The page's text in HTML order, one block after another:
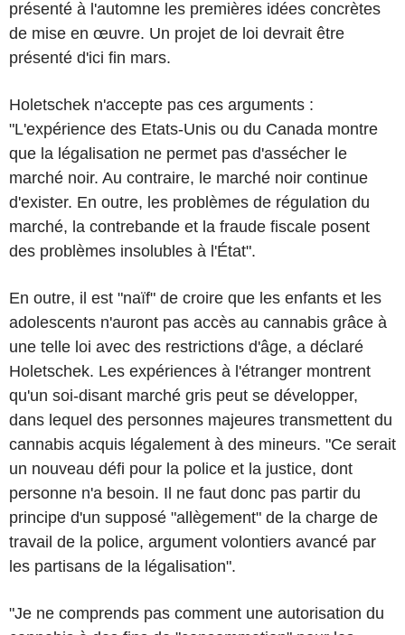
présenté à l'automne les premières idées concrètes
de mise en œuvre. Un projet de loi devrait être
présenté d'ici fin mars.
Holetschek n'accepte pas ces arguments :
"L'expérience des Etats-Unis ou du Canada montre
que la légalisation ne permet pas d'assécher le
marché noir. Au contraire, le marché noir continue
d'exister. En outre, les problèmes de régulation du
marché, la contrebande et la fraude fiscale posent
des problèmes insolubles à l'État".
En outre, il est "naïf" de croire que les enfants et les
adolescents n'auront pas accès au cannabis grâce à
une telle loi avec des restrictions d'âge, a déclaré
Holetschek. Les expériences à l'étranger montrent
qu'un soi-disant marché gris peut se développer,
dans lequel des personnes majeures transmettent du
cannabis acquis légalement à des mineurs. "Ce serait
un nouveau défi pour la police et la justice, dont
personne n'a besoin. Il ne faut donc pas partir du
principe d'un supposé "allègement" de la charge de
travail de la police, argument volontiers avancé par
les partisans de la légalisation".
"Je ne comprends pas comment une autorisation du